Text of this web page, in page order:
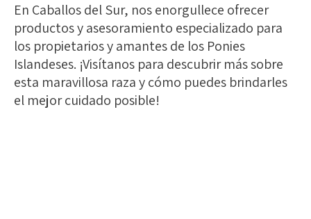
En Caballos del Sur, nos enorgullece ofrecer
productos y asesoramiento especializado para
los propietarios y amantes de los Ponies
Islandeses. ¡Visítanos para descubrir más sobre
esta maravillosa raza y cómo puedes brindarles
el mejor cuidado posible!